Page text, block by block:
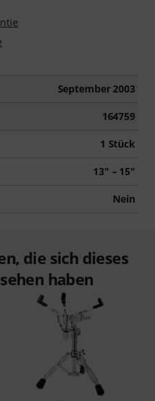
September 2003
164759
1 Stück
13" – 15"
Nein
die sich dieses
haben